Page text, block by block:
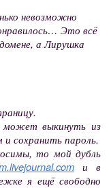
невозможно
Это всё
а Лирушка
может выкинуть из
сохранить пароль.
то мой дубль
и в
я ещё свободно